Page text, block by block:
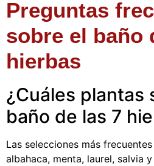
Preguntas
sobre el baño
hierbas
¿Cuáles plantas
baño de las 7
Las selecciones más
albahaca, menta, laurel, salvia